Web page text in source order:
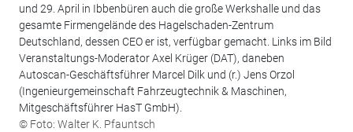
und 29. April in Ibbenbüren auch die große Werkshalle und das
gesamte Firmengelände des Hagelschaden-Zentrum
Deutschland, dessen CEO er ist, verfügbar gemacht. Links im Bild
Veranstaltungs-Moderator Axel Krüger (DAT), daneben
Autoscan-Geschäftsführer Marcel Dilk und (r.) Jens Orzol
(Ingenieurgemeinschaft Fahrzeugtechnik & Maschinen,
Mitgeschäftsführer HasT GmbH).
© Foto: Walter K. Pfauntsch